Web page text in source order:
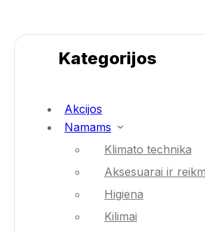
Kategorijos
Akcijos
Namams
Klimato technika
Aksesuarai ir
Higiena
Kilimai